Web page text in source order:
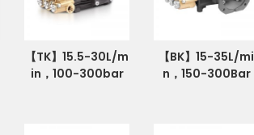
【TK】15.5-30L/m
in，100-300bar
【BK】15-35L/mi
n，150-300Bar